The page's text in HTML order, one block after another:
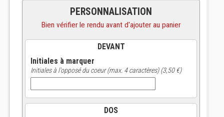
PERSONNALISATION
Bien vérifier le rendu avant d'ajouter au panier
DEVANT
Initiales à marquer
Initiales à l'opposé du coeur (max. 4 caractères) (3,50 €)
DOS